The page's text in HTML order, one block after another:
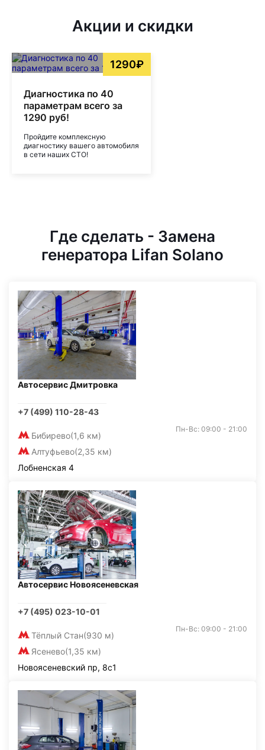
Акции и скидки
1290₽
Диагностика по 40
параметрам всего за
1290 руб!
Пройдите комплексную
диагностику вашего автомобиля
в сети наших СТО!
Где сделать - Замена
генератора Lifan Solano
Автосервис Дмитровка
+7 (499) 110-28-43
Бибирево(1,6 км)
Алтуфьево(2,35 км)
Пн-Вс: 09:00 - 21:00
Лобненская 4
Автосервис Новоясеневская
+7 (495) 023-10-01
Тёплый Стан(930 м)
Ясенево(1,35 км)
Пн-Вс: 09:00 - 21:00
Новоясеневский пр, 8с1